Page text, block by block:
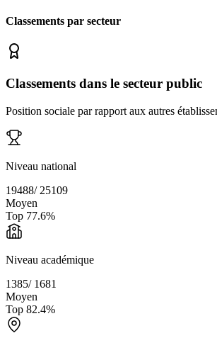
Classements par secteur
Classements dans le secteur public
Position sociale par rapport aux autres
Niveau national
19488/ 25109
Moyen
Top 77.6%
Niveau académique
1385/ 1681
Moyen
Top 82.4%